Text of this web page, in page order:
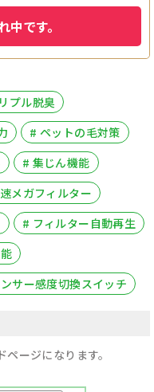
中です。
プル脱臭
# ペットの毛対策
# 集じん機能
メガフィルター
# フィルター自動再生
サー感度切換スイッチ
ージになります。